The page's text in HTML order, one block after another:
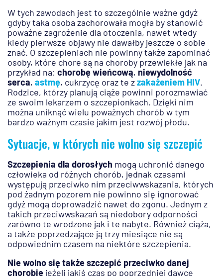
W tych zawodach jest to szczególnie ważne gdyż
gdyby taka osoba zachorowała mogła by stanowić
poważne zagrożenie dla otoczenia, nawet wtedy
kiedy pierwsze objawy nie dawałby jeszcze o sobie
znać. O szczepieniach nie powinny także zapominać
osoby, które chore są na choroby przewlekłe jak na
przykład na: chorobę wieńcową, niewydolność
serca, astmę, cukrzycę oraz te zzakażeniem HIV.
Rodzice, którzy planują ciąże powinni porozmawiać
ze swoim lekarzem o szczepionkach. Dzięki nim
można uniknąć wielu poważnych chorób w tym
bardzo ważnym czasie jakim jest rozwój płodu.
Sytuacje, w których nie wolno się szczepić
Szczepienia dla dorosłych mogą uchronić danego
człowieka od różnych chorób, jednak czasami
występują przeciwko nim przeciwwskazania, których
pod żadnym pozorem nie powinno się ignorować
gdyż mogą doprowadzić nawet do zgonu. Jednym z
takich przeciwwskazań są niedobory odporności
zarówno te wrodzone jak i te nabyte. Również ciąża,
a także poprzedzające ją trzy miesiące nie są
odpowiednim czasem na niektóre szczepienia.
Nie wolno się także szczepić przeciwko danej
chorobie jeżeli jakiś czas po poprzedniej dawce